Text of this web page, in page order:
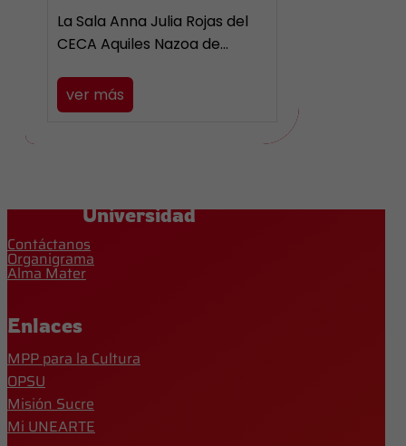
La Sala Anna Julia Rojas del
CECA Aquiles Nazoa de…
ver más
Universidad
Contáctanos
Organigrama
Alma Mater
Enlaces
MPP para la Cultura
OPSU
Misión Sucre
Mi UNEARTE